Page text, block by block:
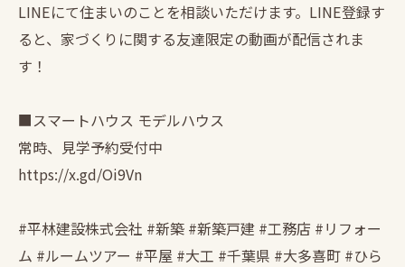
LINEにて住まいのことを相談いただけます。LINE登録す
ると、家づくりに関する友達限定の動画が配信されま
す！
■スマートハウス モデルハウス
常時、見学予約受付中
https://x.gd/Oi9Vn
#平林建設株式会社 #新築 #新築戸建 #工務店 #リフォー
ム #ルームツアー #平屋 #大工 #千葉県 #大多喜町 #ひら